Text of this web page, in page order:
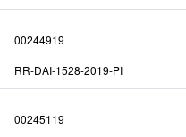
00244919
RR-DAI-1528-2019-PI
00245119